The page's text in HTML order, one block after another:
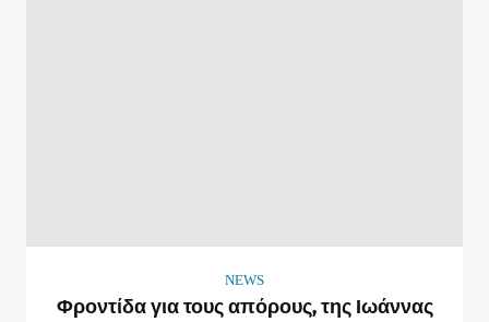
NEWS
Φροντίδα για τους απόρους, της Ιωάννας